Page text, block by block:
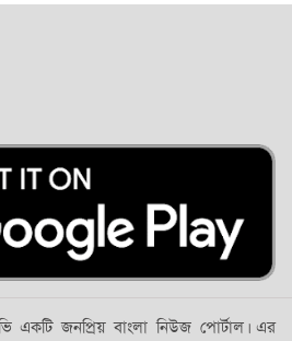
একটি জনপ্রিয় বাংলা নিউজ পোর্টাল। এর